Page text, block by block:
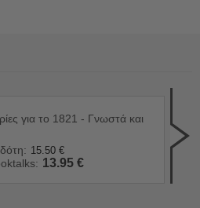
για το 1821 - Γνωστά και
15.50 €
13.95 €